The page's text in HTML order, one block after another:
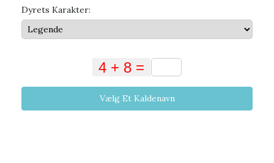
Dyrets Karakter:
Vælg Et Kaldenavn